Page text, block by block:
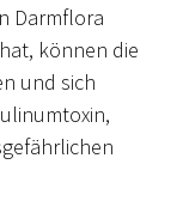
Darmflora
können die
und sich